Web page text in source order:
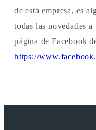
de esta empresa, es
todas las novedades
página de Facebook
https://